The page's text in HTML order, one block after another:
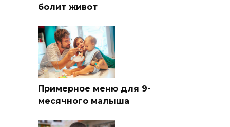
болит живот
Примерное меню для 9-
месячного малыша